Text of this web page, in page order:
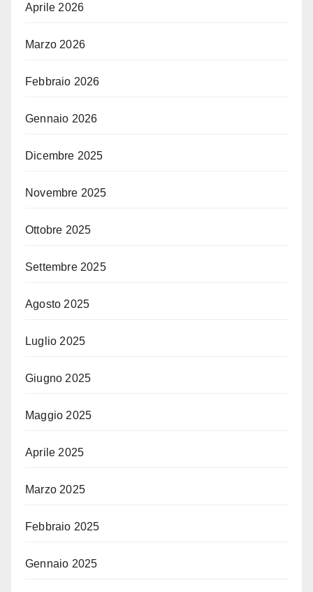
Aprile 2026
Marzo 2026
Febbraio 2026
Gennaio 2026
Dicembre 2025
Novembre 2025
Ottobre 2025
Settembre 2025
Agosto 2025
Luglio 2025
Giugno 2025
Maggio 2025
Aprile 2025
Marzo 2025
Febbraio 2025
Gennaio 2025